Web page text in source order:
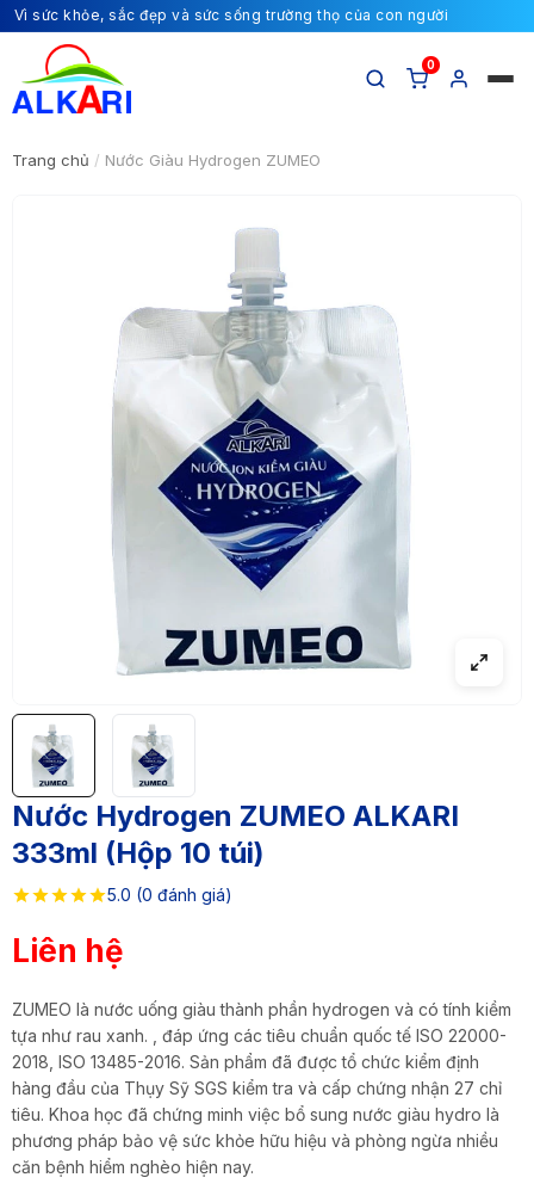
Vì sức khỏe, sắc đẹp và sức sống trường thọ của con người
0
Trang chủ / Nước Giàu Hydrogen ZUMEO
Nước Hydrogen ZUMEO ALKARI
333ml (Hộp 10 túi)
5.0 (0 đánh giá)
Liên hệ
ZUMEO là nước uống giàu thành phần hydrogen và có tính kiềm
tựa như rau xanh. , đáp ứng các tiêu chuẩn quốc tế ISO 22000-
2018, ISO 13485-2016. Sản phẩm đã được tổ chức kiểm định
hàng đầu của Thụy Sỹ SGS kiểm tra và cấp chứng nhận 27 chỉ
tiêu. Khoa học đã chứng minh việc bổ sung nước giàu hydro là
phương pháp bảo vệ sức khỏe hữu hiệu và phòng ngừa nhiều
căn bệnh hiểm nghèo hiện nay.